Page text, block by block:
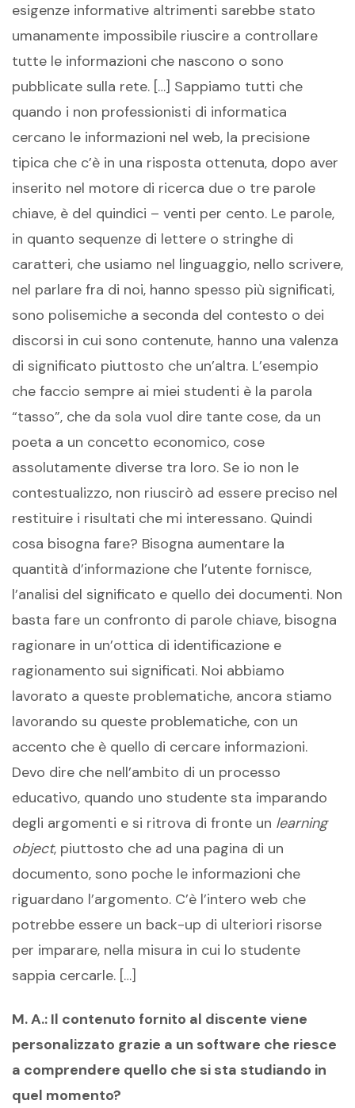
esigenze informative altrimenti sarebbe stato
umanamente impossibile riuscire a controllare
tutte le informazioni che nascono o sono
pubblicate sulla rete. […] Sappiamo tutti che
quando i non professionisti di informatica
cercano le informazioni nel web, la precisione
tipica che c’è in una risposta ottenuta, dopo aver
inserito nel motore di ricerca due o tre parole
chiave, è del quindici – venti per cento. Le parole,
in quanto sequenze di lettere o stringhe di
caratteri, che usiamo nel linguaggio, nello scrivere,
nel parlare fra di noi, hanno spesso più significati,
sono polisemiche a seconda del contesto o dei
discorsi in cui sono contenute, hanno una valenza
di significato piuttosto che un’altra. L’esempio
che faccio sempre ai miei studenti è la parola
“tasso”, che da sola vuol dire tante cose, da un
poeta a un concetto economico, cose
assolutamente diverse tra loro. Se io non le
contestualizzo, non riuscirò ad essere preciso nel
restituire i risultati che mi interessano. Quindi
cosa bisogna fare? Bisogna aumentare la
quantità d’informazione che l’utente fornisce,
l’analisi del significato e quello dei documenti. Non
basta fare un confronto di parole chiave, bisogna
ragionare in un’ottica di identificazione e
ragionamento sui significati. Noi abbiamo
lavorato a queste problematiche, ancora stiamo
lavorando su queste problematiche, con un
accento che è quello di cercare informazioni.
Devo dire che nell’ambito di un processo
educativo, quando uno studente sta imparando
degli argomenti e si ritrova di fronte un learning
object, piuttosto che ad una pagina di un
documento, sono poche le informazioni che
riguardano l’argomento. C’è l’intero web che
potrebbe essere un back-up di ulteriori risorse
per imparare, nella misura in cui lo studente
sappia cercarle. […]
M. A.: Il contenuto fornito al discente viene
personalizzato grazie a un software che riesce
a comprendere quello che si sta studiando in
quel momento?